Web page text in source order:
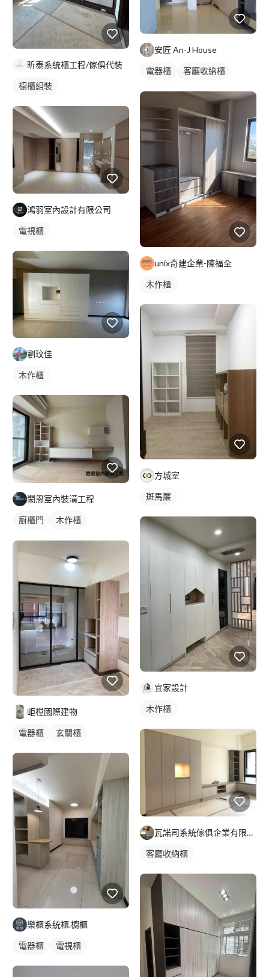
昕泰系統櫃工程/傢俱代裝
櫥櫃組裝
鴻羽室內設計有限公司
電視櫃
劉玟佳
木作櫃
閎恩室內裝潢工程
廚櫃門
木作櫃
岠樘國際建物
電器櫃 玄關櫃
樂櫃系統櫃.櫥櫃
電器櫃 電視櫃
安匠 An-J House
電器櫃
客廳收納櫃
unix奇建企業-陳福全
木作櫃
方城室
斑馬簾
宜家設計
木作櫃
瓦諾司系統傢俱企業有限公司
客廳收納櫃